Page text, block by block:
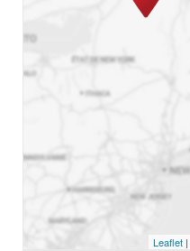
Leaflet |